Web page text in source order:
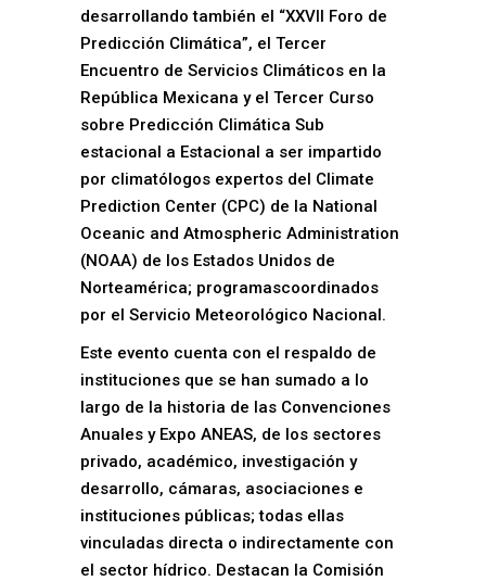
desarrollando también el “XXVII Foro de
Predicción Climática”, el Tercer
Encuentro de Servicios Climáticos en la
República Mexicana y el Tercer Curso
sobre Predicción Climática Sub
estacional a Estacional a ser impartido
por climatólogos expertos del Climate
Prediction Center (CPC) de la National
Oceanic and Atmospheric Administration
(NOAA) de los Estados Unidos de
Norteamérica; programascoordinados
por el Servicio Meteorológico Nacional.
Este evento cuenta con el respaldo de
instituciones que se han sumado a lo
largo de la historia de las Convenciones
Anuales y Expo ANEAS, de los sectores
privado, académico, investigación y
desarrollo, cámaras, asociaciones e
instituciones públicas; todas ellas
vinculadas directa o indirectamente con
el sector hídrico. Destacan la Comisión